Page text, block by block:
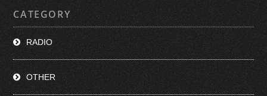
CATEGORY
RADIO
OTHER